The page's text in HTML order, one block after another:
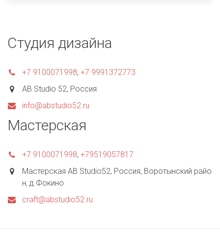
Студия дизайна
+7 9100071998, +7 9991372773
AB Studio 52, Россия
info@abstudio52.ru
Мастерская
+7 9100071998, +79519057817
Мастерская AB Studio52, Россия, Воротынский райо
н, д.Фокино
craft@abstudio52.ru